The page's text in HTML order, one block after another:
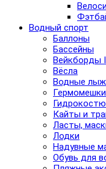
Водный спорт
Баллоны
Бассейны
Вейкборды
Вёсла
Водные
Кайты и
Ласты,
Лодки
Надувные
Обувь для